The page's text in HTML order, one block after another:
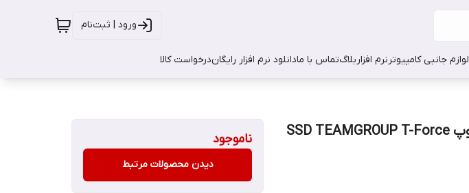
ورود | ثبت‌نام
لوازم جانبی کامپیوترنرم افزاربلاگتماس با مادانلود نرم افزار رایگاندرخواست کالا
اس اس دی اینترنال تیم گروپ SSD TEAMGROUP T-Force
ناموجود
دیدن محصولات مرتبط